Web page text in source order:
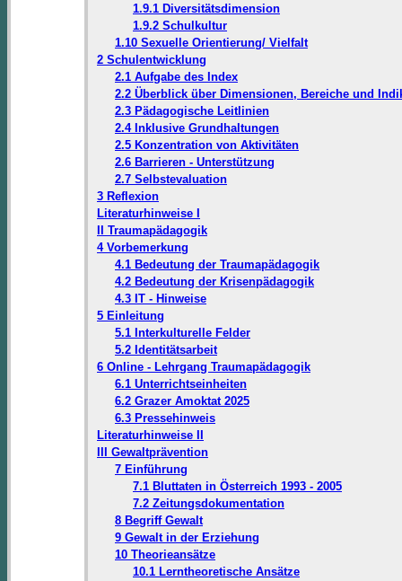
1.9.1 Diversitätsdimension
1.9.2 Schulkultur
1.10 Sexuelle Orientierung/ Vielfalt
2 Schulentwicklung
2.1 Aufgabe des Index
2.2 Überblick über Dimensionen, Bereiche und
2.3 Pädagogische Leitlinien
2.4 Inklusive Grundhaltungen
2.5 Konzentration von Aktivitäten
2.6 Barrieren - Unterstützung
2.7 Selbstevaluation
3 Reflexion
Literaturhinweise I
II Traumapädagogik
4 Vorbemerkung
4.1 Bedeutung der Traumapädagogik
4.2 Bedeutung der Krisenpädagogik
4.3 IT - Hinweise
5 Einleitung
5.1 Interkulturelle Felder
5.2 Identitätsarbeit
6 Online - Lehrgang Traumapädagogik
6.1 Unterrichtseinheiten
6.2 Grazer Amoktat 2025
6.3 Pressehinweis
Literaturhinweise II
III Gewaltprävention
7 Einführung
7.1 Bluttaten in Österreich 1993 - 2005
7.2 Zeitungsdokumentation
8 Begriff Gewalt
9 Gewalt in der Erziehung
10 Theorieansätze
10.1 Lerntheoretische Ansätze